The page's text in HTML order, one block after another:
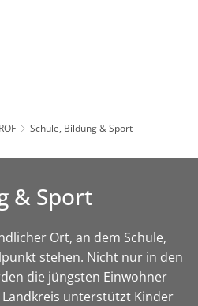
Schule, Bildung & Sport
& Sport
Ort, an dem Schule,
stehen. Nicht nur in den
die jüngsten Einwohner
unterstützt Kinder